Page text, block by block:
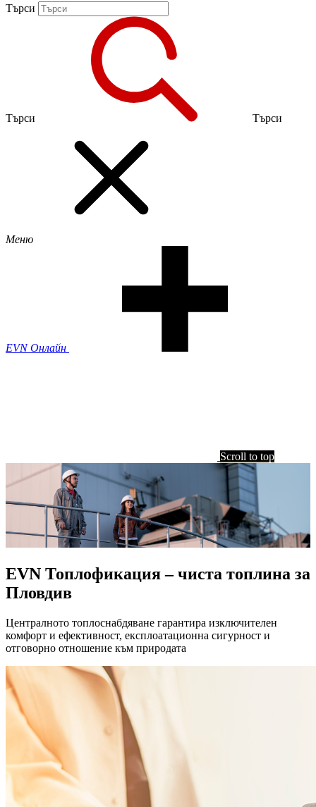
Търси
Търси Търси
Меню
EVN Онлайн
Scroll to top
EVN Топлофикация – чиста топлина за
Пловдив
Централното топлоснабдяване гарантира изключителен
комфорт и ефективност, експлоатационна сигурност и
отговорно отношение към природата